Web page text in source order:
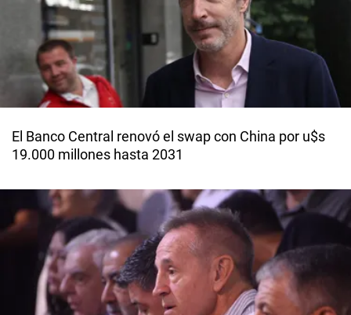
El Banco Central renovó el swap con China por u$s
19.000 millones hasta 2031